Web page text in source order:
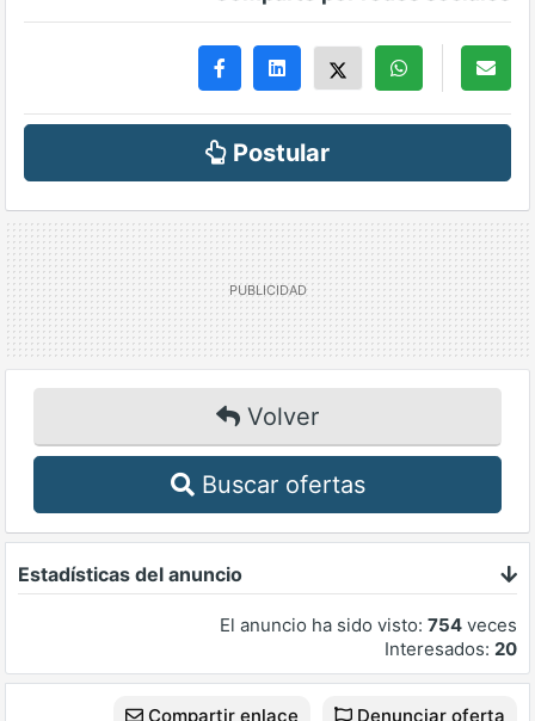
Postular
Volver
Buscar ofertas
Estadísticas del anuncio
El anuncio ha sido visto: 754 veces
Interesados: 20
Compartir enlace Denunciar oferta